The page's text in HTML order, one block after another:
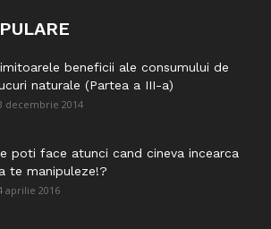
beneficii ale consumului de
naturale (Partea a III-a)
decembrie 2014
poti face atunci cand cineva incearca
te manipuleze!?
aprilie 2016